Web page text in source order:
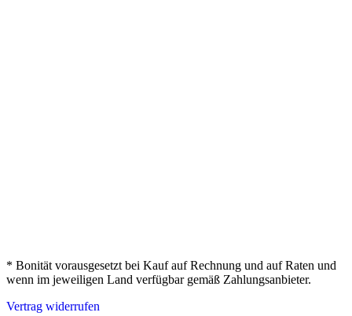
* Bonität vorausgesetzt bei Kauf auf Rechnung und auf Raten und
wenn im jeweiligen Land verfügbar gemäß Zahlungsanbieter.
Vertrag widerrufen